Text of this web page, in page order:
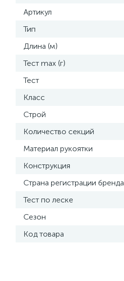
Артикул
Тип
Длина (м)
Тест max (г)
Тест
Класс
Строй
Количество секций
Материал рукоятки
Конструкция
Страна регистрации бренда
Тест по леске
Сезон
Код товара